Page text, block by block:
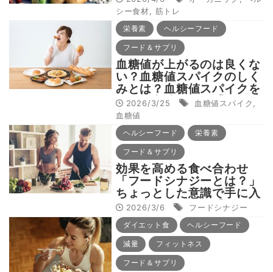
は？】
シー食材
筋トレ
栄養素 ヘルシーフード
フード＆サプリ
血糖値が上がるのは良くな
い？血糖値スパイクのしく
みとは？血糖値スパイクを
抑える方法とは？【動画で
解説！岡部友のボディメイ
ク食事論#10】
2026/3/25 血糖値スパイク
血糖値
ヘルシーフード 栄養素
フード＆サプリ
効果を高める食べ合わせ
「フードシナジーとは？」
ちょっとした意識で手に入
る健康的な食習慣【動画で
解説！岡部友のボディメイ
ク食事論#8】
2026/3/6 フードシナジー
ダイエット食 ヘルシーフード
減量 フィットネス
フード＆サプリ